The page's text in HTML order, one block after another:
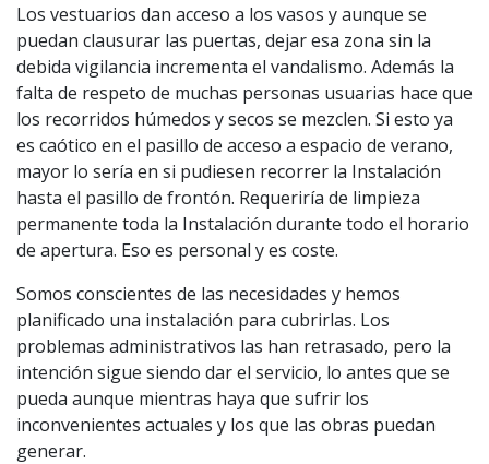
Los vestuarios dan acceso a los vasos y aunque se
puedan clausurar las puertas, dejar esa zona sin la
debida vigilancia incrementa el vandalismo. Además la
falta de respeto de muchas personas usuarias hace que
los recorridos húmedos y secos se mezclen. Si esto ya
es caótico en el pasillo de acceso a espacio de verano,
mayor lo sería en si pudiesen recorrer la Instalación
hasta el pasillo de frontón. Requeriría de limpieza
permanente toda la Instalación durante todo el horario
de apertura. Eso es personal y es coste.
Somos conscientes de las necesidades y hemos
planificado una instalación para cubrirlas. Los
problemas administrativos las han retrasado, pero la
intención sigue siendo dar el servicio, lo antes que se
pueda aunque mientras haya que sufrir los
inconvenientes actuales y los que las obras puedan
generar.